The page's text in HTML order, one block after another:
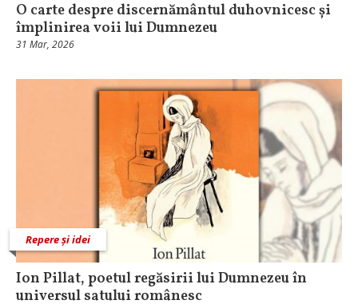
O carte despre discernământul duhovnicesc și
împlinirea voii lui Dumnezeu
31 Mar, 2026
Repere și idei
Ion Pillat, poetul regăsirii lui Dumnezeu în
universul satului românesc